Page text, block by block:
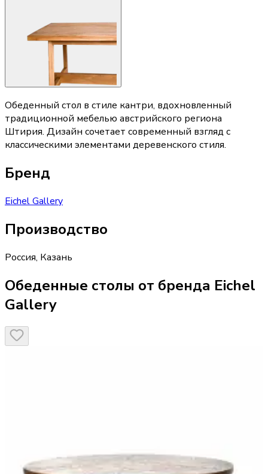
Обеденный стол в стиле кантри, вдохновленный
традиционной мебелью австрийского региона
Штирия. Дизайн сочетает современный взгляд с
классическими элементами деревенского стиля.
Бренд
Eichel Gallery
Производство
Россия, Казань
Обеденные столы от бренда Eichel
Gallery